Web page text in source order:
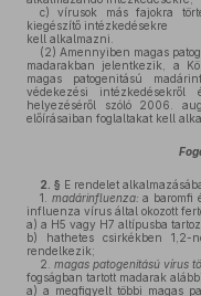
c) vírusok más fajokra
kiegészítő intézkedésekre
kell alkalmazni.
(2) Amennyiben magas
madarakban jelentkezik, a
magas patogenitású
védekezési
helyezéséről szóló 2006.
előírásaiban foglaltakat kell
2. § E rendelet
1.
madárinfluenza: a baromfi
influenza vírus által okozott
a) a H5 vagy H7 altípusba
b) hathetes csirkékben 1,2-
rendelkezik;
2. magas patogenitású vírus
fogságban tartott madarak
a) a megfigyelt többi magas